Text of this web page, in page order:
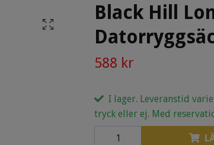
Black Hill
588 kr
I lager. Leveranstid
tryck eller ej. Med